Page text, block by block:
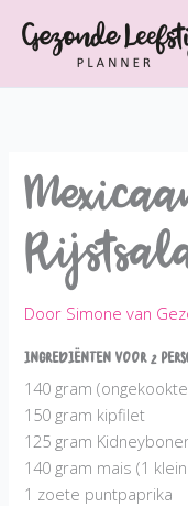
naar
inhoud
Door Simone van
Ingrediënten voor 2
140 gram
150 gram kipfilet
125 gram
140 gram mais (1
1 zoete puntpaprika